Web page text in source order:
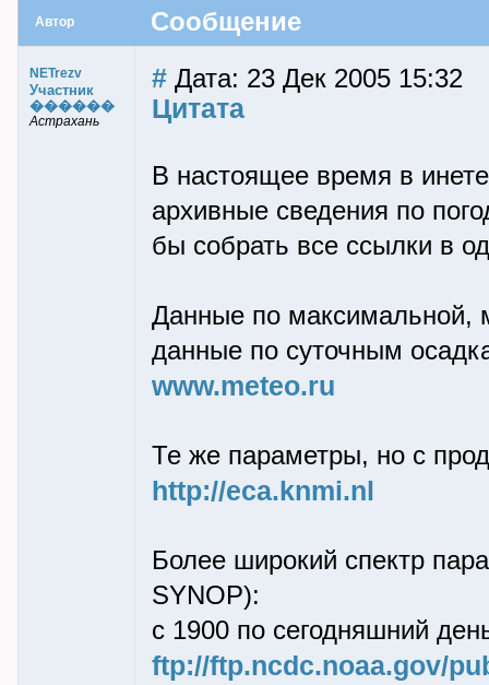
Автор Сообщение
NETrezv
Участник
������
Астрахань
# Дата: 23 Дек 2005 15:32
Цитата
В настоящее время в
архивные сведения по
бы собрать все ссылки в
Данные по максимальной,
данные по суточным
www.meteo.ru
Те же параметры, но с
http://eca.knmi.nl
Более широкий спектр
SYNOP):
с 1900 по сегодняшний
ftp://ftp.ncdc.noaa.gov/